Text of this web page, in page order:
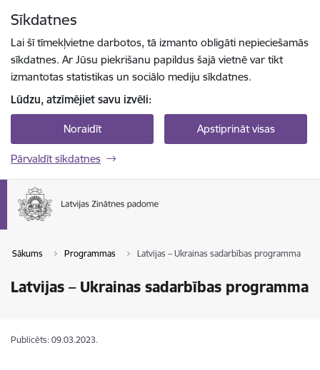
Sīkdatnes
Lai šī tīmekļvietne darbotos, tā izmanto obligāti nepieciešamās
sīkdatnes. Ar Jūsu piekrišanu papildus šajā vietnē var tikt
izmantotas statistikas un sociālo mediju sīkdatnes.
Lūdzu, atzīmējiet savu izvēli:
Noraidīt Apstiprināt visas
Pārvaldīt sīkdatnes
Sākums Programmas Latvijas – Ukrainas sadarbības programma
Latvijas – Ukrainas sadarbības programma
Publicēts: 09.03.2023.